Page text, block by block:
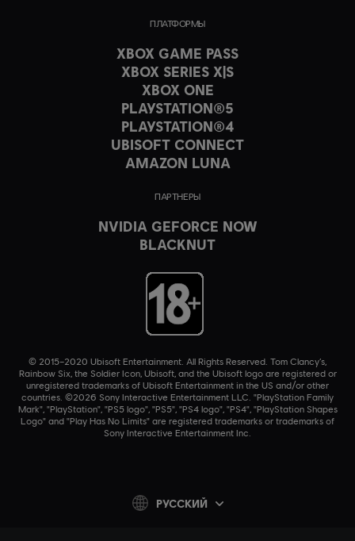
ПЛАТФОРМЫ
XBOX GAME PASS
XBOX SERIES X|S
XBOX ONE
PLAYSTATION®5
PLAYSTATION®4
UBISOFT CONNECT
AMAZON LUNA
ПАРТНЕРЫ
NVIDIA GEFORCE NOW
BLACKNUT
© 2015–2020 Ubisoft Entertainment. All Rights Reserved. Tom Clancy’s,
Rainbow Six, the Soldier Icon, Ubisoft, and the Ubisoft logo are registered or
unregistered trademarks of Ubisoft Entertainment in the US and/or other
countries. ©2026 Sony Interactive Entertainment LLC. "PlayStation Family
Mark", "PlayStation", "PS5 logo", "PS5", "PS4 logo", "PS4", "PlayStation Shapes
Logo" and "Play Has No Limits" are registered trademarks or trademarks of
Sony Interactive Entertainment Inc.
PУССКИЙ